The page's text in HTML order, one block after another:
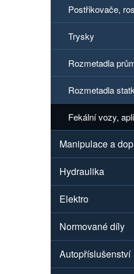
Postřikovače,
Trysky
Rozmetadla
Rozmetadla
Fekální vozy,
Manipulace a
Hydraulika
Elektro
Normované díly
Autopříslušenství